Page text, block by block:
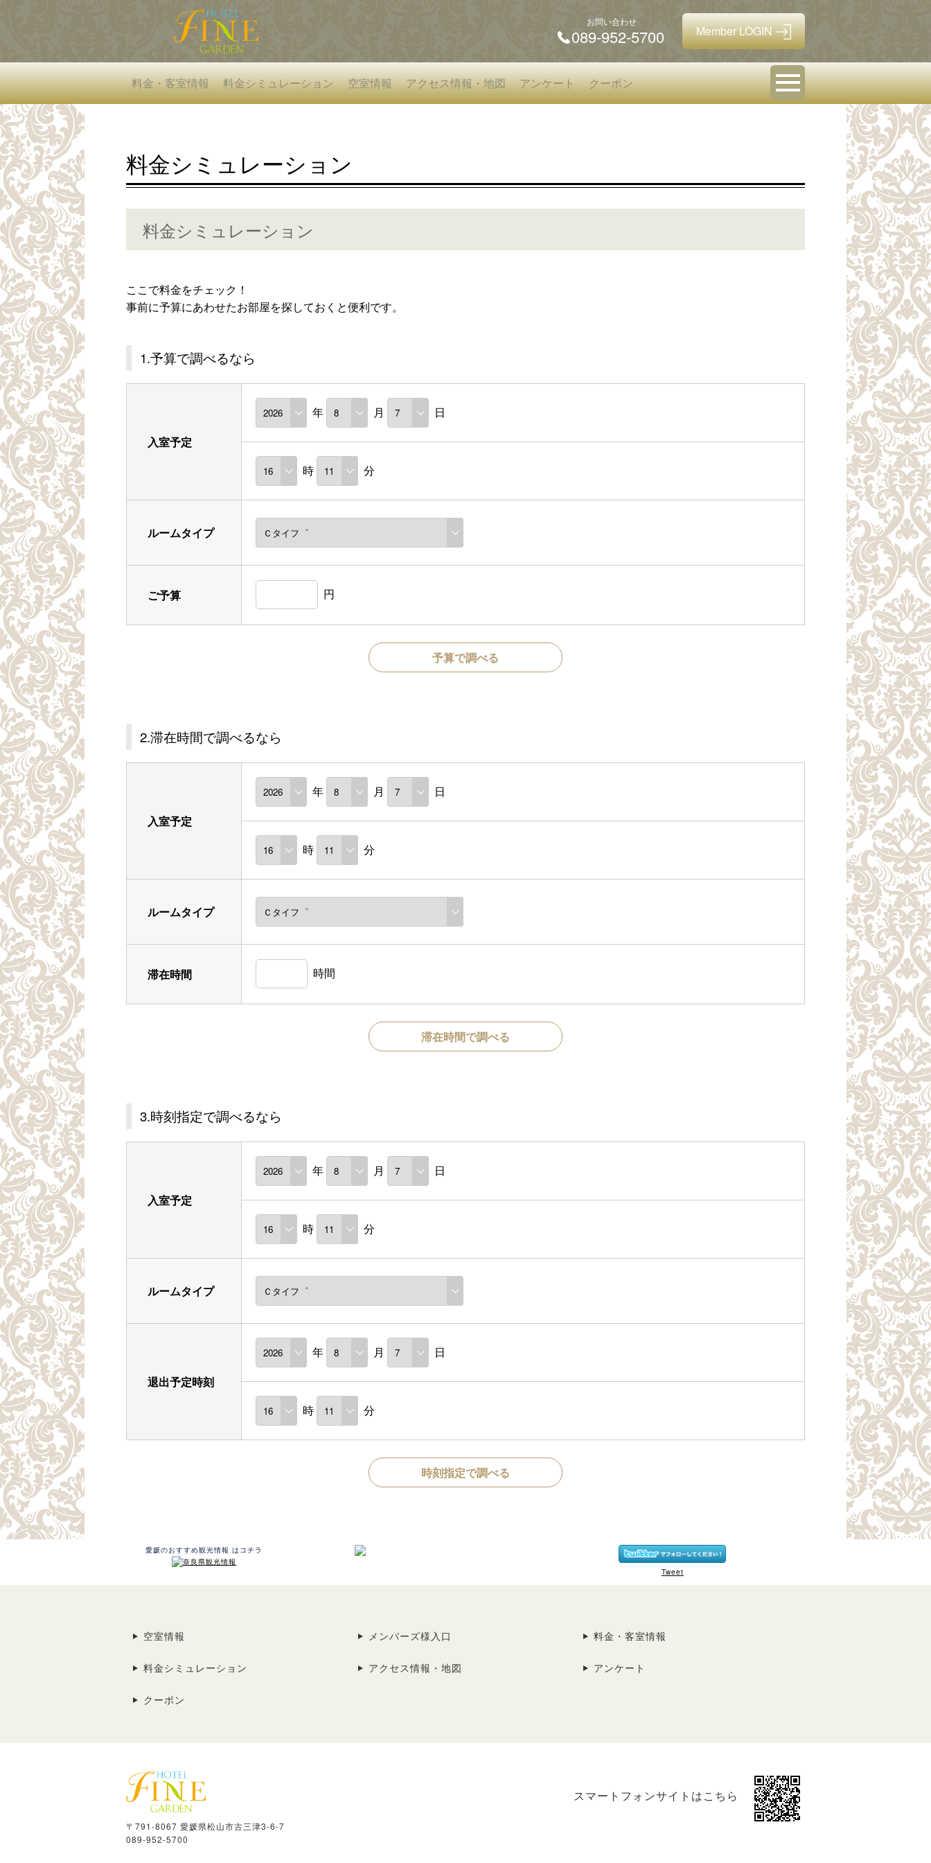
お問い合わせ
089-952-5700
料金・客室情報 料金シミュレーション 空室情報 アクセス情報・地図 アンケート クーポン
料金シミュレーション
料金シミュレーション
ここで料金をチェック！
事前に予算にあわせたお部屋を探しておくと便利です。
1.予算で調べるなら
入室予定
年 月 日
時 分
ルームタイプ
ご予算 円
予算で調べる
2.滞在時間で調べるなら
入室予定
年 月 日
時 分
ルームタイプ
滞在時間 時間
滞在時間で調べる
3.時刻指定で調べるなら
入室予定
年 月 日
時 分
ルームタイプ
退出予定時刻
年 月 日
時 分
時刻指定で調べる
愛媛のおすすめ観光情報 はコチラ
Tweet
空室情報 メンバーズ様入口 料金・客室情報
料金シミュレーション アクセス情報・地図 アンケート
クーポン
〒791-8067 愛媛県松山市古三津3-6-7
089-952-5700
スマートフォンサイトはこちら